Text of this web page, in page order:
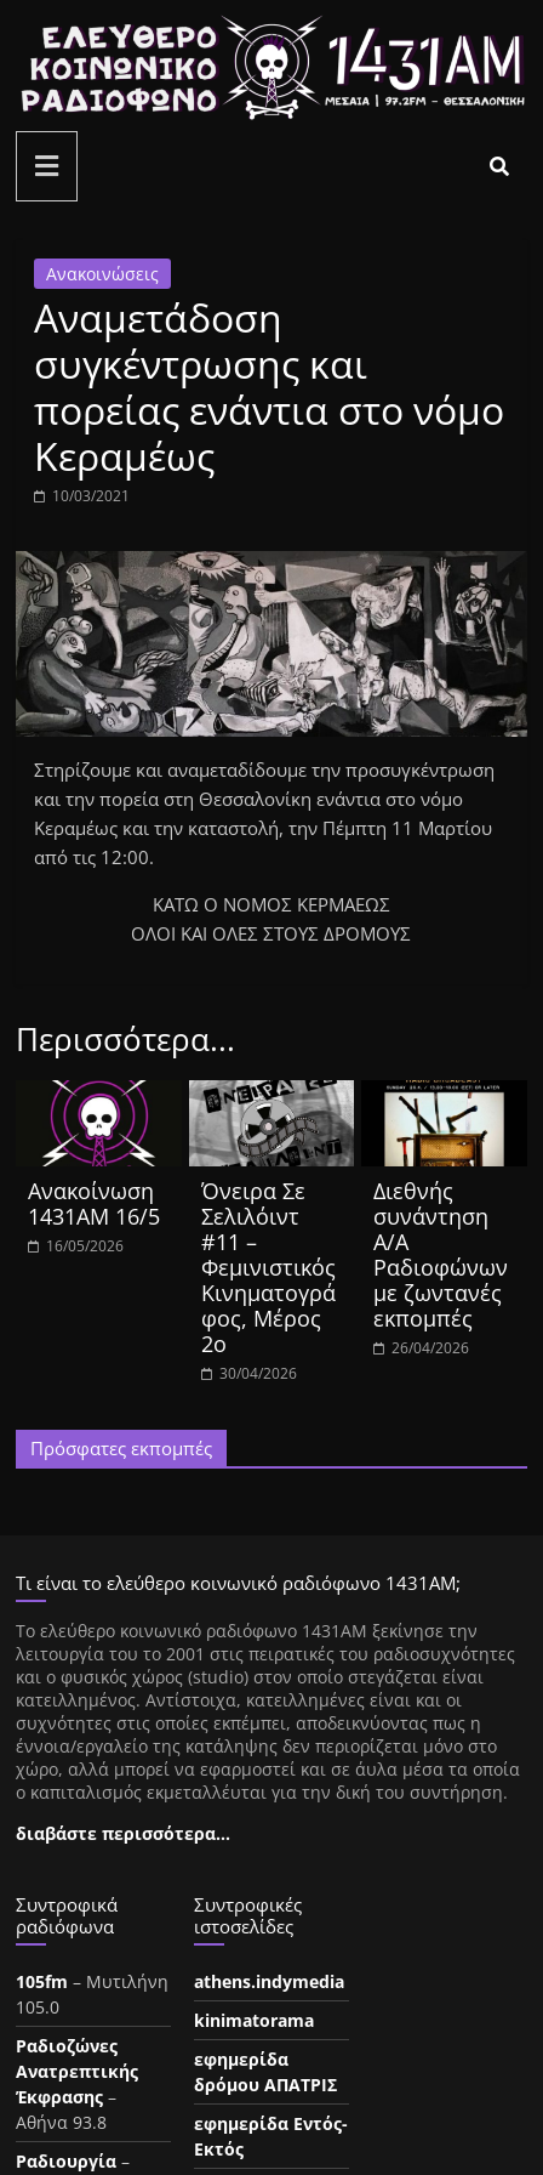
περιεχόμενο
ελεύθερο
κοινωνικό
ραδιόφωνο
1431AM
Ανακοινώσεις
Αναμετάδοση
συγκέντρωσης και
πορείας ενάντια στο νόμο
Κεραμέως
10/03/2021
Στηρίζουμε και αναμεταδίδουμε την προσυγκέντρωση
και την πορείαστη Θεσσαλονίκηενάντια στο νόμο
Κεραμέως και την καταστολή, την Πέμπτη 11 Μαρτίου
από τις 12:00.
ΚΑΤΩ Ο ΝΟΜΟΣ ΚΕΡΜΑΕΩΣ
ΟΛΟΙ ΚΑΙ ΟΛΕΣ ΣΤΟΥΣ ΔΡΟΜΟΥΣ
Περισσότερα...
Ανακοίνωση
1431ΑΜ 16/5
16/05/2026
Όνειρα Σε
Σελιλόιντ
#11 –
Φεμινιστικός
Κινηματογρά
φος, Μέρος
2ο
30/04/2026
Διεθνής
συνάντηση
Α/Α
Ραδιοφώνων
με ζωντανές
εκπομπές
26/04/2026
Πρόσφατες εκπομπές
Τι είναι το ελεύθερο κοινωνικό ραδιόφωνο 1431ΑΜ;
Tο ελεύθερο κοινωνικό ραδιόφωνο 1431AM ξεκίνησε την
λειτουργία του το 2001 στις πειρατικές του ραδιοσυχνότητες
και ο φυσικός χώρος (studio) στον οποίο στεγάζεται είναι
κατειλλημένος. Αντίστοιχα, κατειλλημένες είναι και οι
συχνότητες στις οποίες εκπέμπει, αποδεικνύοντας πως η
έννοια/εργαλείο της κατάληψης δεν περιορίζεται μόνο στο
χώρο, αλλά μπορεί να εφαρμοστεί και σε άυλα μέσα τα οποία
ο καπιταλισμός εκμεταλλέυται για την δική του συντήρηση.
διαβάστε περισσότερα…
Συντροφικά
ραδιόφωνα
105fm – Μυτιλήνη
105.0
Ραδιοζώνες
Ανατρεπτικής
Έκφρασης –
Αθήνα 93.8
Ραδιουργία –
Συντροφικές
ιστοσελίδες
athens.indymedia
kinimatorama
εφημερίδα
δρόμου ΑΠΑΤΡΙΣ
εφημερίδα Εντός-
Εκτός